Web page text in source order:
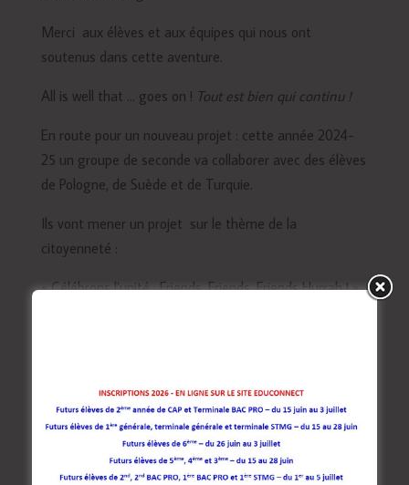
Merci aux élèves et aux équipes qui nous ont
soutenus dans cette aventure.
All is well that … goes on ! Tout est bien qui continu !
En route pour un nouveau projet : cette année 2024-
25 un groupe de seconde va collaborer avec des élèves
de Pologne, de Suède et de Turquie.
Ils vont mener un projet sur le thème de la
citoyenneté :
« Célébrons l’unité : Friends, Friends, Friends Hurrah ! »